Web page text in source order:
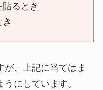
るとき
が、上記に当てはま
にしています。